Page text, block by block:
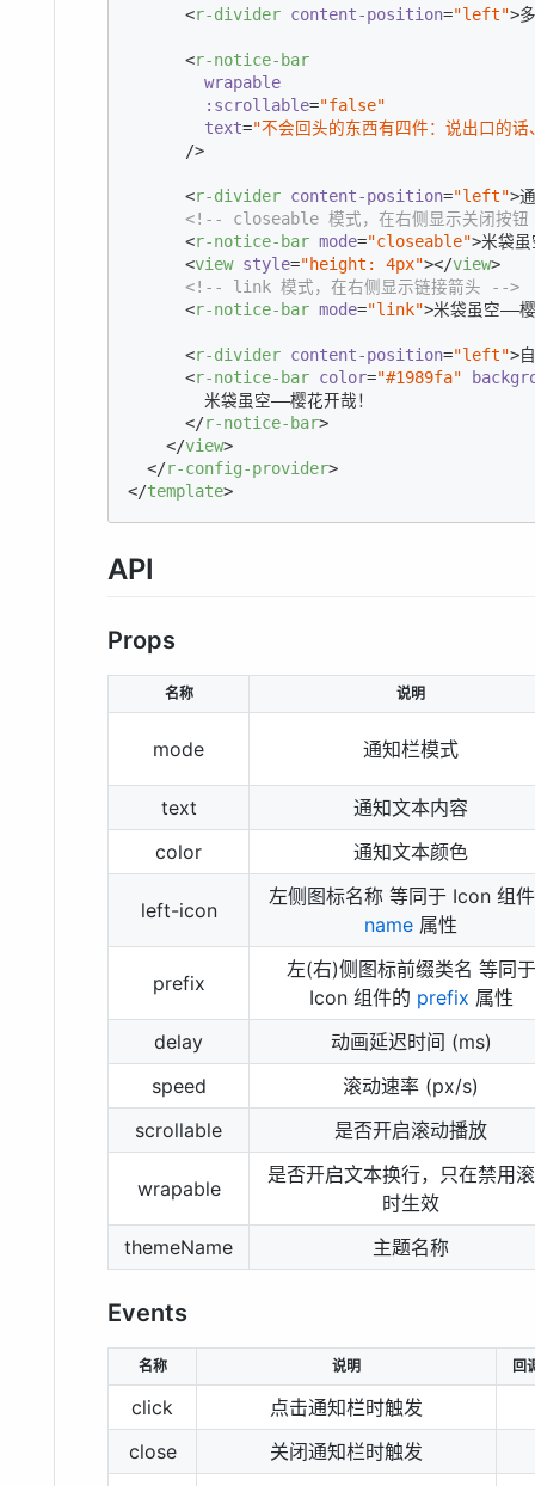
<r-divider content-position="left">
<r-notice-bar
wrapable
:scrollable="false"
text="不会回头的东西有四件：说出口的
      />
<r-divider content-position="left">
<!-- closeable 模式，在右侧显示关闭按
<r-notice-bar mode="closeable">米袋
<view style="height: 4px"></view>
<!-- link 模式，在右侧显示链接箭头 -->
<r-notice-bar mode="link">米袋虽空——
<r-divider content-position="left">
<r-notice-bar color="#1989fa"
        米袋虽空——樱花开哉！
</r-notice-bar>
</view>
</r-config-provider>
</template>
API
Props
名称 说明
mode 通知栏模式
text
通知文本内容
color
通知文本颜色
left-icon
左侧图标名称 等同于 Icon 组
name 属性
prefix
左(右)侧图标前缀类名 等同于
Icon 组件的 prefix 属性
delay
动画延迟时间 (ms)
speed
滚动速率 (px/s)
scrollable
是否开启滚动播放
wrapable
是否开启文本换行，只在禁用
时生效
themeName
主题名称
Events
名称 说明 回
click
点击通知栏时触发
close
关闭通知栏时触发